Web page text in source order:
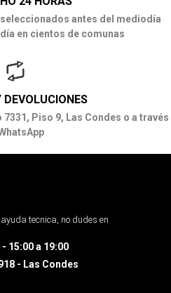
antes del mediodía
en cientos de comunas
Piso 9, Las Condes o a través
tecnica, no dudes en
- 15:00 a 19:00
- Las Condes